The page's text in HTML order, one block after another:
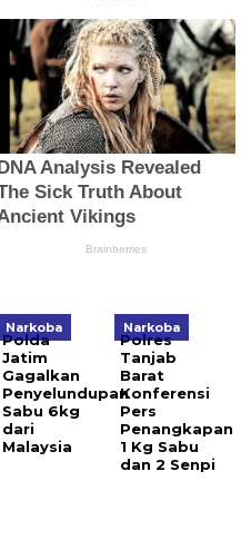
Narkoba
Polda
Jatim
Gagalkan
Penyelundupan
Sabu 6kg
dari
Malaysia
Narkoba
Polres
Tanjab
Barat
Konferensi
Pers
Penangkapan
1 Kg Sabu
dan 2 Senpi